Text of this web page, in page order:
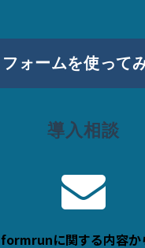
フォームを使って
導入相談
formrunに関する内容か